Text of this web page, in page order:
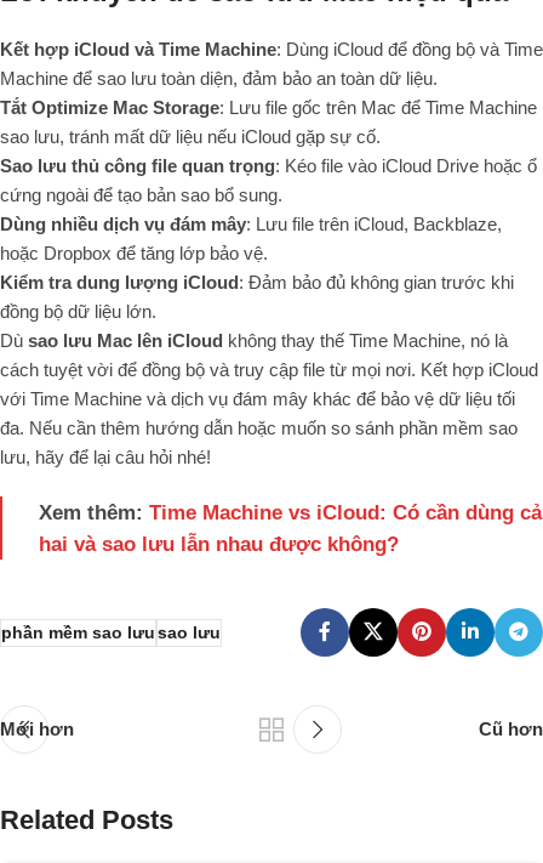
Kết hợp iCloud và Time Machine: Dùng iCloud để đồng bộ và Time
Machine để sao lưu toàn diện, đảm bảo an toàn dữ liệu.
Tắt Optimize Mac Storage: Lưu file gốc trên Mac để Time Machine
sao lưu, tránh mất dữ liệu nếu iCloud gặp sự cố.
Sao lưu thủ công file quan trọng: Kéo file vào iCloud Drive hoặc ổ
cứng ngoài để tạo bản sao bổ sung.
Dùng nhiều dịch vụ đám mây: Lưu file trên iCloud, Backblaze,
hoặc Dropbox để tăng lớp bảo vệ.
Kiểm tra dung lượng iCloud: Đảm bảo đủ không gian trước khi
đồng bộ dữ liệu lớn.
Dù sao lưu Mac lên iCloud không thay thế Time Machine, nó là
cách tuyệt vời để đồng bộ và truy cập file từ mọi nơi. Kết hợp iCloud
với Time Machine và dịch vụ đám mây khác để bảo vệ dữ liệu tối
đa. Nếu cần thêm hướng dẫn hoặc muốn so sánh phần mềm sao
lưu, hãy để lại câu hỏi nhé!
Xem thêm: Time Machine vs iCloud: Có cần dùng cả
hai và sao lưu lẫn nhau được không?
phần mềm sao lưu sao lưu
Mới hơn Cũ hơn
Related Posts